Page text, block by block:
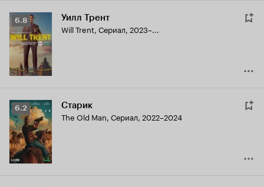
Рейтинг
Кинопоиска
6.8
6.8 Уилл Трент
Will Trent, Сериал, 2023–...
Рейтинг
Кинопоиска
6.2
6.2 Старик
The Old Man, Сериал, 2022–2024